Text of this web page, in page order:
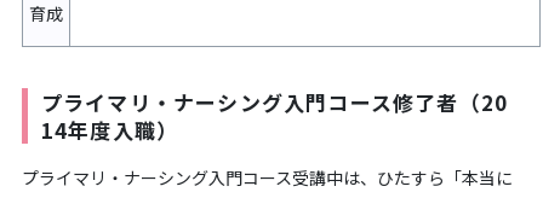
育成
プライマリ・ナーシング入門コース修了者（20
14年度入職）
プライマリ・ナーシング入門コース受講中は、ひたすら「本当に